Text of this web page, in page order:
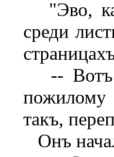
"Эво,
среди
-- Вотъ
такъ,
Онъ